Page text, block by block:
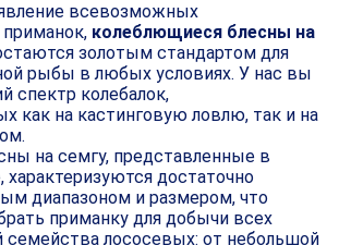
всевозможных
колеблющиеся блесны на
золотым стандартом для
рыбы в любых условиях. У нас вы
спектр колебалок,
как на кастинговую ловлю, так и на
на семгу, представленные в
характеризуются достаточно
диапазоном и размером, что
приманку для добычи всех
семейства лососевых: от небольшой